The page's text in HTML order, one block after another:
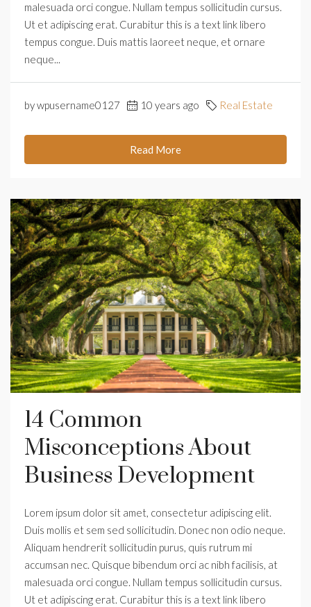
malesuada orci congue. Nullam tempus sollicitudin cursus.
Ut et adipiscing erat. Curabitur this is a text link libero
tempus congue. Duis mattis laoreet neque, et ornare
neque...
by wpusername0127 10 years ago Real Estate
Read More
14 Common
Misconceptions About
Business Development
Lorem ipsum dolor sit amet, consectetur adipiscing elit.
Duis mollis et sem sed sollicitudin. Donec non odio neque.
Aliquam hendrerit sollicitudin purus, quis rutrum mi
accumsan nec. Quisque bibendum orci ac nibh facilisis, at
malesuada orci congue. Nullam tempus sollicitudin cursus.
Ut et adipiscing erat. Curabitur this is a text link libero